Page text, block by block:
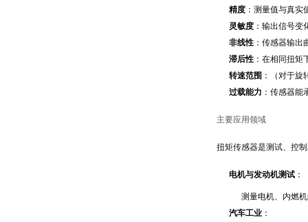
精度 ：测量值与真实
灵敏度 ：输出信号
非线性 ：传感器输出
滞后性 ：在相同扭
转速范围 ：（对于
过载能力 ：传感器
主要应用领域
扭矩传感器是测试、控
电机与发动机测试 ：
测量电机、内燃
汽车工业 ：